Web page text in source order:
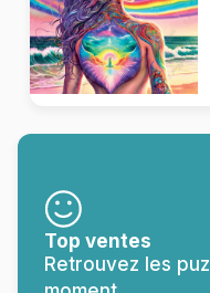
Top ventes
Retrouvez les